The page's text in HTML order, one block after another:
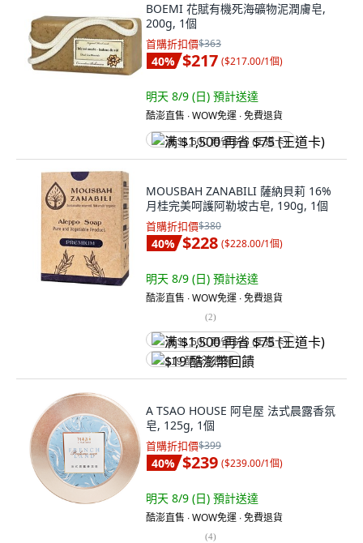
BOEMI 花賦有機死海礦物泥潤膚皂,
200g, 1個
首購折扣價$363
40% $217 ($217.00/1個)
明天 8/9 (日) 預計送達
酷澎直售 ∙ WOW免運 ∙ 免費退貨
满 $1,500 再省 $75 (王道卡)
MOUSBAH ZANABILI 薩納貝莉 16%
月桂完美呵護阿勒坡古皂, 190g, 1個
首購折扣價$380
40% $228 ($228.00/1個)
明天 8/9 (日) 預計送達
酷澎直售 ∙ WOW免運 ∙ 免費退貨
(2)
满 $1,500 再省 $75 (王道卡)
$19 酷澎幣回饋
A TSAO HOUSE 阿皂屋 法式晨露香氛
皂, 125g, 1個
首購折扣價$399
40% $239 ($239.00/1個)
明天 8/9 (日) 預計送達
酷澎直售 ∙ WOW免運 ∙ 免費退貨
(4)